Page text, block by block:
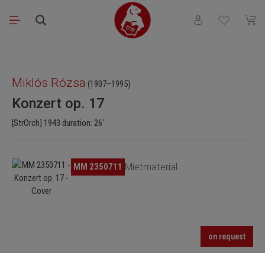
Saltar al contenido principal
Tienes 0 El
Miklós Rózsa (1907–1995)
Konzert op. 17
[StrOrch] 1943 duration: 26'
Omitir galería de imágenes
MM 2350711 Mietmaterial
on request